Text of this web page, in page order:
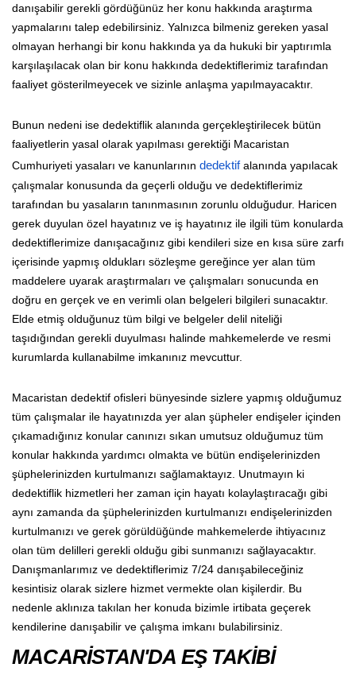
danışabilir gerekli gördüğünüz her konu hakkında araştırma
yapmalarını talep edebilirsiniz. Yalnızca bilmeniz gereken yasal
olmayan herhangi bir konu hakkında ya da hukuki bir yaptırımla
karşılaşılacak olan bir konu hakkında dedektiflerimiz tarafından
faaliyet gösterilmeyecek ve sizinle anlaşma yapılmayacaktır.
Bunun nedeni ise dedektiflik alanında gerçekleştirilecek bütün
faaliyetlerin yasal olarak yapılması gerektiği Macaristan
Cumhuriyeti yasaları ve kanunlarının dedektifalanında yapılacak
çalışmalar konusunda da geçerli olduğu ve dedektiflerimiz
tarafından bu yasaların tanınmasının zorunlu olduğudur. Haricen
gerek duyulan özel hayatınız ve iş hayatınız ile ilgili tüm konularda
dedektiflerimize danışacağınız gibi kendileri size en kısa süre zarfı
içerisinde yapmış oldukları sözleşme gereğince yer alan tüm
maddelere uyarak araştırmaları ve çalışmaları sonucunda en
doğru en gerçek ve en verimli olan belgeleri bilgileri sunacaktır.
Elde etmiş olduğunuz tüm bilgi ve belgeler delil niteliği
taşıdığından gerekli duyulması halinde mahkemelerde ve resmi
kurumlarda kullanabilme imkanınız mevcuttur.
Macaristan dedektif ofisleri bünyesinde sizlere yapmış olduğumuz
tüm çalışmalar ile hayatınızda yer alan şüpheler endişeler içinden
çıkamadığınız konular canınızı sıkan umutsuz olduğumuz tüm
konular hakkında yardımcı olmakta ve bütün endişelerinizden
şüphelerinizden kurtulmanızı sağlamaktayız. Unutmayın ki
dedektiflik hizmetleri her zaman için hayatı kolaylaştıracağı gibi
aynı zamanda da şüphelerinizden kurtulmanızı endişelerinizden
kurtulmanızı ve gerek görüldüğünde mahkemelerde ihtiyacınız
olan tüm delilleri gerekli olduğu gibi sunmanızı sağlayacaktır.
Danışmanlarımız ve dedektiflerimiz 7/24 danışabileceğiniz
kesintisiz olarak sizlere hizmet vermekte olan kişilerdir. Bu
nedenle aklınıza takılan her konuda bizimle irtibata geçerek
kendilerine danışabilir ve çalışma imkanı bulabilirsiniz.
MACARİSTAN'DA EŞ TAKİBİ